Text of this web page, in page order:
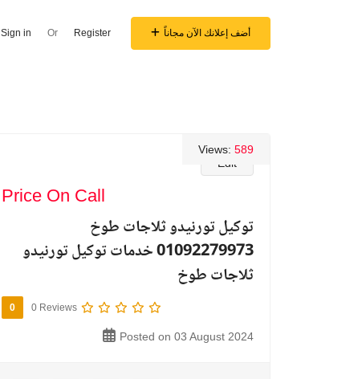
Sign in Or Register أضف إعلانك الآن مجاناً
Edit
Views: 589
Price On Call
توكيل تورنيدو ثلاجات طوخ
01092279973 خدمات توكيل تورنيدو
ثلاجات طوخ
0 0 Reviews
Posted on 03 August 2024